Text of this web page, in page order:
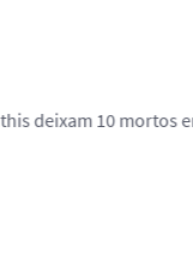
em região